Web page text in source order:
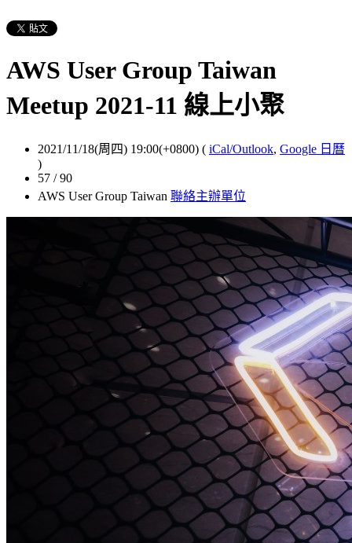
AWS User Group Taiwan
Meetup 2021-11 線上小聚
2021/11/18(周四) 19:00(+0800) ( iCal/Outlook, Google 日曆
)
57 / 90
AWS User Group Taiwan 聯絡主辦單位